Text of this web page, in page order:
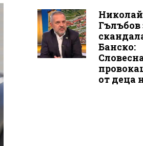
Николай
Гълъбов
Банско:
от деца